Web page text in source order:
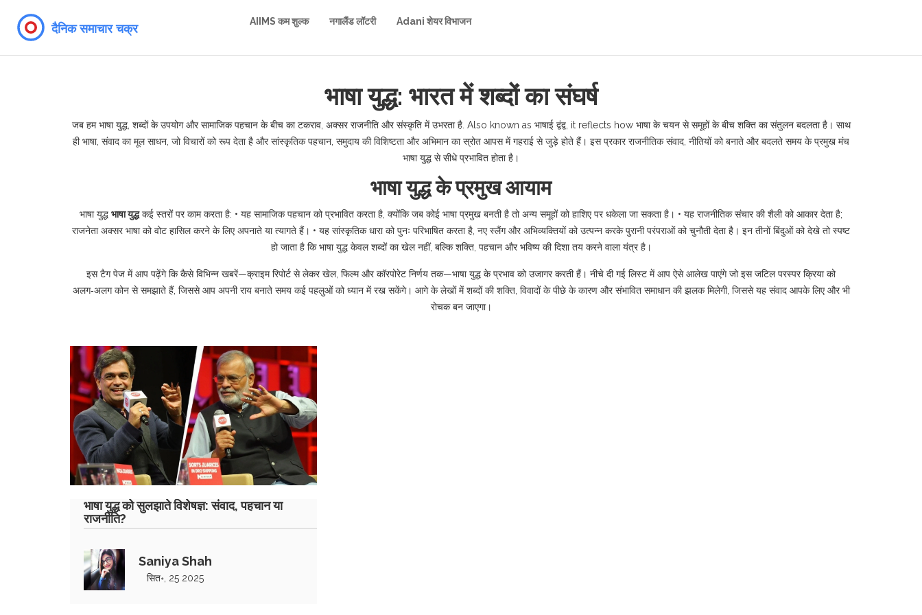
AIIMS कम शुल्क नगालैंड लॉटरी Adani शेयर विभाजन
भाषा युद्ध: भारत में शब्दों का संघर्ष
जब हमभाषा युद्ध, शब्दों के उपयोग और सामाजिक पहचान के बीच का टकराव, अक्सर राजनीति और संस्कृति में उभरता है. Also known as भाषाई द्वंद्व, it reflects how भाषा के चयन से समूहों के बीच शक्ति का संतुलन बदलता है। साथ
हीभाषा, संवाद का मूल साधन, जो विचारों को रूप देता है औरसांस्कृतिक पहचान समुदाय की विशिष्टता और अभिमान का स्रोत आपस में गहराई से जुड़े होते हैं। इस प्रकारराजनीतिक संवाद नीतियों को बनाते और बदलते समय के प्रमुख मंच
भाषा युद्ध से सीधे प्रभावित होता है।
भाषा युद्ध के प्रमुख आयाम
भाषा युद्ध भाषा युद्धकई स्तरों पर काम करता है: • यह सामाजिक पहचान को प्रभावित करता है, क्योंकि जब कोई भाषा प्रमुख बनती है तो अन्य समूहों को हाशिए पर धकेला जा सकता है। • यह राजनीतिक संचार की शैली को आकार देता है;
राजनेता अक्सर भाषा को वोट हासिल करने के लिए अपनाते या त्यागते हैं। • यह सांस्कृतिक धारा को पुनः परिभाषित करता है, नए स्लैंग और अभिव्यक्तियों को उत्पन्न करके पुरानी परंपराओं को चुनौती देता है। इन तीनों बिंदुओं को देखे तो स्पष्ट
हो जाता है कि भाषा युद्ध केवल शब्दों का खेल नहीं, बल्कि शक्ति, पहचान और भविष्य की दिशा तय करने वाला यंत्र है।
इस टैग पेज में आप पढ़ेंगे कि कैसे विभिन्न खबरें—क्राइम रिपोर्ट से लेकर खेल, फिल्म और कॉरपोरेट निर्णय तक—भाषा युद्ध के प्रभाव को उजागर करती हैं। नीचे दी गई लिस्ट में आप ऐसे आलेख पाएंगे जो इस जटिल परस्पर क्रिया को
अलग‑अलग कोन से समझाते हैं, जिससे आप अपनी राय बनाते समय कई पहलुओं को ध्यान में रख सकेंगे। आगे के लेखों में शब्दों की शक्ति, विवादों के पीछे के कारण और संभावित समाधान की झलक मिलेगी, जिससे यह संवाद आपके लिए और भी
रोचक बन जाएगा।
भाषा युद्ध को सुलझाते विशेषज्ञ: संवाद, पहचान या
राजनीति?
Saniya Shah
सित॰, 25 2025